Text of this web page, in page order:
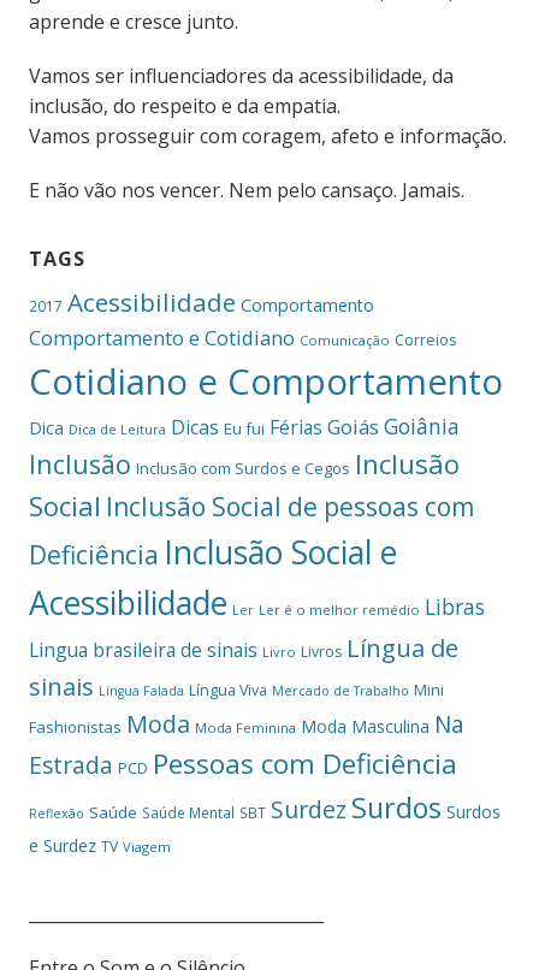
aprende e cresce junto.
Vamos ser influenciadores da acessibilidade, da
inclusão, do respeito e da empatia.
Vamos prosseguir com coragem, afeto e informação.
E não vão nos vencer. Nem pelo cansaço. Jamais.
TAGS
2017 Acessibilidade Comportamento
Comportamento e Cotidiano Comunicação Correios
Cotidiano e Comportamento
Dica Dica de Leitura Dicas Eu fui Férias Goiás Goiânia
Inclusão Inclusão com Surdos e Cegos Inclusão
Social Inclusão Social de pessoas com
Deficiência Inclusão Social e
Acessibilidade Ler Ler é o melhor remédio Libras
Lingua brasileira de sinais Livro Livros Língua de
sinais Língua Falada Língua Viva Mercado de Trabalho Mini
Fashionistas Moda Moda Feminina Moda Masculina Na
Estrada PCD Pessoas com Deficiência
Reflexão Saúde Saúde Mental SBT Surdez Surdos Surdos
e Surdez TV Viagem